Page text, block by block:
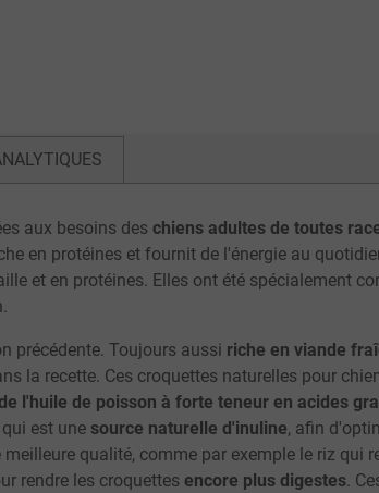
aux besoins des chiens adultes de toutes
en protéines et fournit de l'énergie au
et en protéines. Elles ont été spécialement
précédente. Toujours aussi riche en viande
la recette. Ces croquettes naturelles pour
l'huile de poisson à forte teneur en acides
est une source naturelle d'inuline, afin
qualité, comme par exemple le riz qui
rendre les croquettes encore plus digestes.